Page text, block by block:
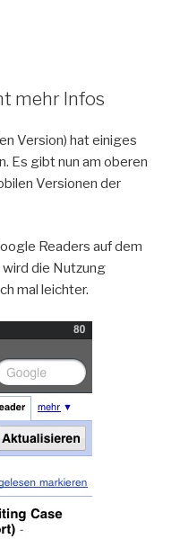
mehr Infos
Version) hat einiges
Es gibt nun am oberen
Versionen der
Readers auf dem
wird die Nutzung
mal leichter.